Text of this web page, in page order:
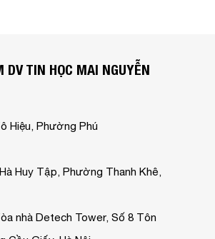
DV TIN HỌC MAI NGUYỄN
Hiệu, Phường Phú
Huy Tập, Phường Thanh Khê,
nhà Detech Tower, Số 8 Tôn